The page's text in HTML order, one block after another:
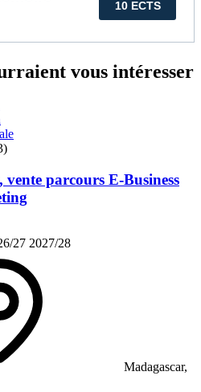
10 ECTS
vous intéresser
parcours E-Business
27 2027/28
Madagascar,